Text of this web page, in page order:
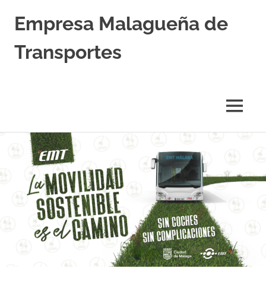
contenido
Empresa Malagueña de
Transportes
MENÚ